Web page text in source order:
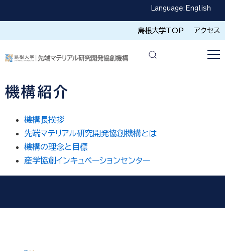
Language: English
島根大学TOP アクセス
機構紹介
機構長挨拶
先端マテリアル研究開発協創機構とは
機構の理念と目標
産学協創インキュベーションセンター